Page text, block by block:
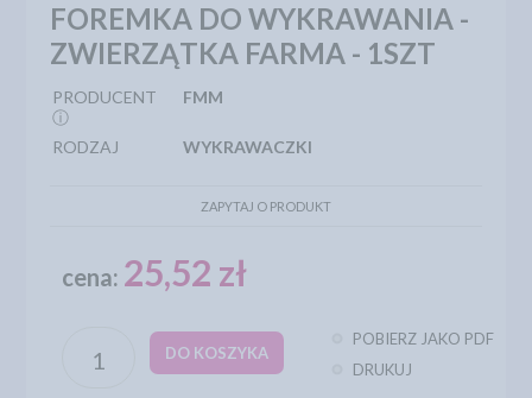
FOREMKA DO WYKRAWANIA -
ZWIERZĄTKA FARMA - 1SZT
PRODUCENT
ⓘ
FMM
RODZAJ WYKRAWACZKI
ZAPYTAJ O PRODUKT
cena: 25,52 zł
DO KOSZYKA
POBIERZ JAKO PDF
DRUKUJ